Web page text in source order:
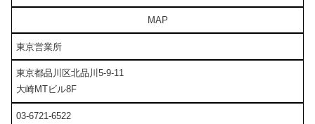
MAP
東京営業所
東京都品川区北品川5-9-11
大崎MTビル8F
03-6721-6522